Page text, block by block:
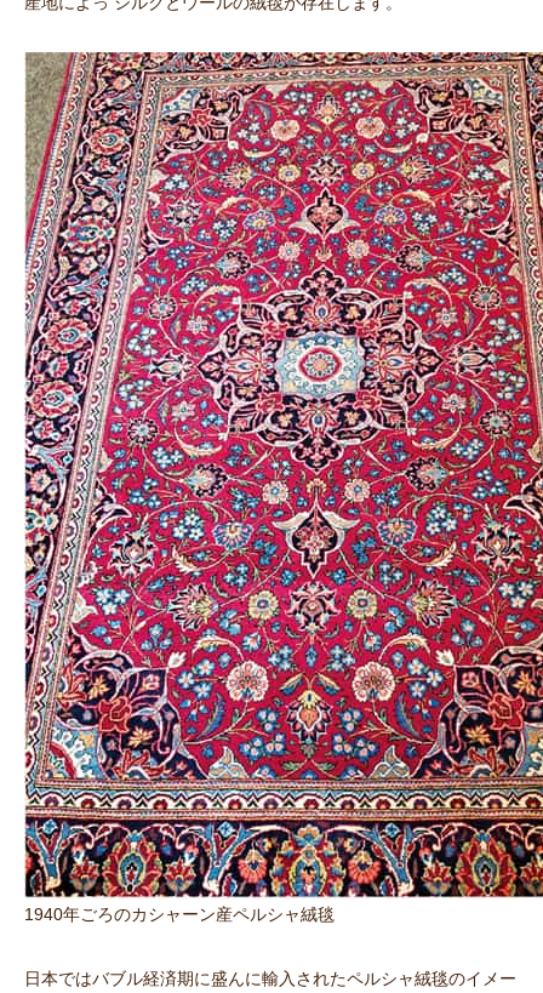
1940年ごろのカシャーン産ペルシャ絨毯
日本ではバブル経済期に盛んに輸入されたペルシャ絨毯のイメー